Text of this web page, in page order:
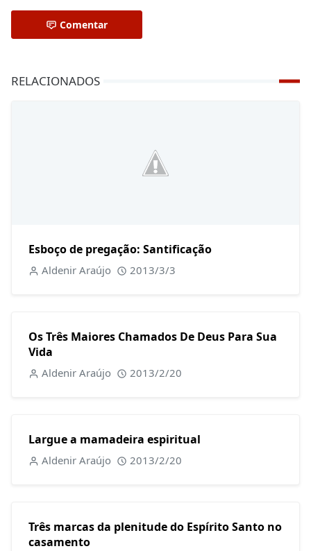
Comentar
RELACIONADOS
Esboço de pregação: Santificação
Aldenir Araújo 2013/3/3
Os Três Maiores Chamados De Deus Para Sua
Vida
Aldenir Araújo 2013/2/20
Largue a mamadeira espiritual
Aldenir Araújo 2013/2/20
Três marcas da plenitude do Espírito Santo no
casamento